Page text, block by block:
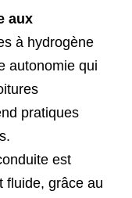
aux
à hydrogène
autonomie qui
pratiques
est
fluide, grâce au